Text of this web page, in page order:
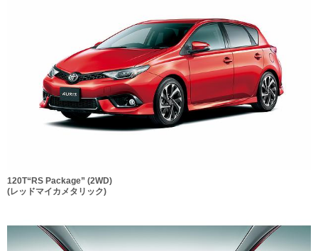
120T“RS Package” (2WD)
(レッドマイカメタリック)